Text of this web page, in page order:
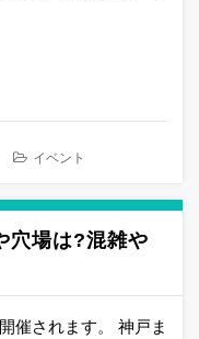
イベント
穴場は?混雑や
催されます。 神戸ま